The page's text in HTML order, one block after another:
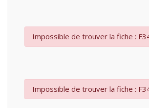
Impossible de trouver la fiche :
Impossible de trouver la fiche :